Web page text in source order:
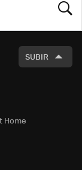
SUBIR
Home